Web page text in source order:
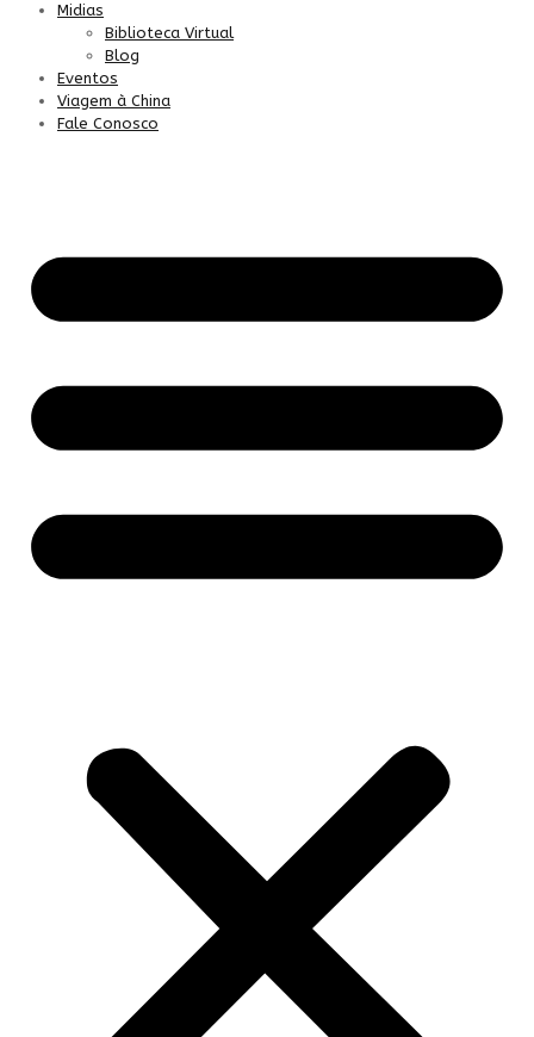
Midias
Biblioteca Virtual
Blog
Eventos
Viagem à China
Fale Conosco